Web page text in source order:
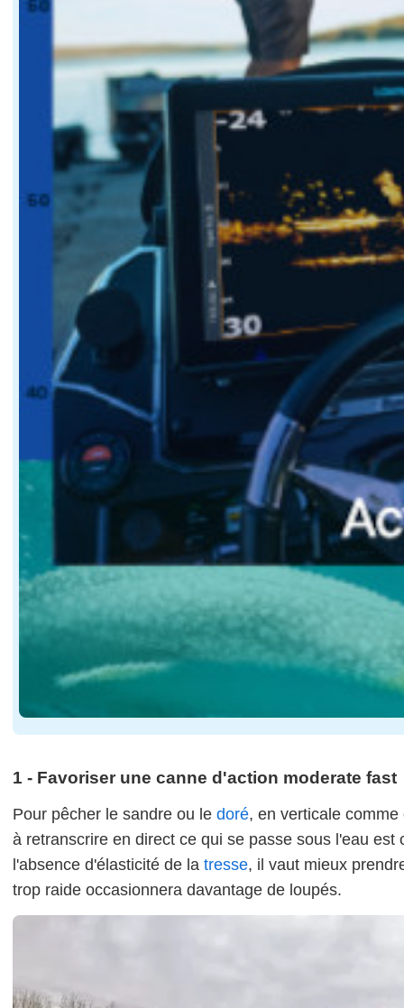
1 - Favoriser une canne d'action moderate fast
Pour pêcher le sandre ou le doré, en verticale
à retranscrire en direct ce qui se passe sous l'eau
l'absence d'élasticité de la tresse, il vaut mieux
trop raide occasionnera davantage de loupés.